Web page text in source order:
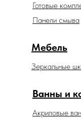
Ванны и
Акриловые
Зеркальные
Мебель
Готовые
Панели смыва